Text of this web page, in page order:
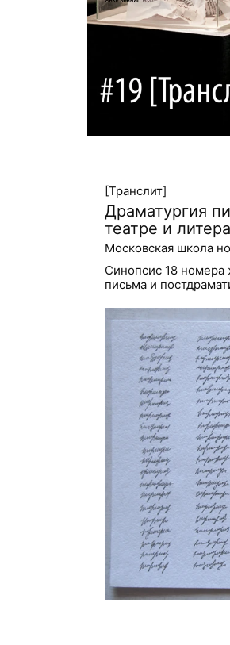
[Транслит]
Драматургия
театре и
Московская школа
Синопсис 18 номера
письма и